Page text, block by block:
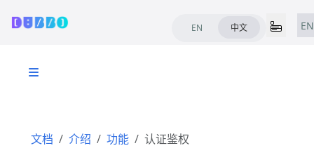
EN 中文 EN
文档 介绍 功能 认证鉴权